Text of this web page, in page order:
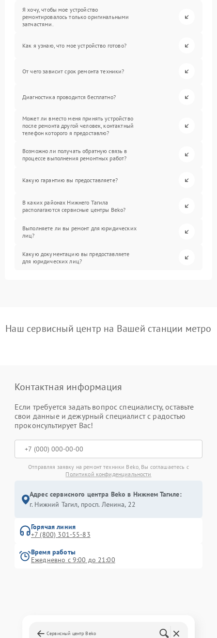
Я хочу, чтобы мое устройство
ремонтировалось только оригинальными
запчастями.
Как я узнаю, что мое устройство готово?
От чего зависит срок ремонта техники?
Диагностика проводится бесплатно?
Может ли вместо меня принять устройство
после ремонта другой человек, контактный
телефон которого я предоставлю?
Возможно ли получать обратную связь в
процессе выполнения ремонтных работ?
Какую гарантию вы предоставляете?
В каких районах Нижнего Тагила
располагаются сервисные центры Beko?
Выполняете ли вы ремонт для юридических
лиц?
Какую документацию вы предоставляете
для юридических лиц?
Наш сервисный центр на Вашей станции метро
Контактная информация
Если требуется задать вопрос специалисту, оставьте
свои данные и дежурный специалист с радостью
проконсультирует Вас!
Отправляя заявку на ремонт техники Beko, Вы соглашаетесь с
Политикой конфиденциальности
Адрес сервисного центра Beko в Нижнем Тагиле:
г. Нижний Тагил, просп. Ленина, 22
Горячая линия
+7 (800) 301-55-83
Время работы
Ежедневно с 9:00 до 21:00
Сервисный центр Beko